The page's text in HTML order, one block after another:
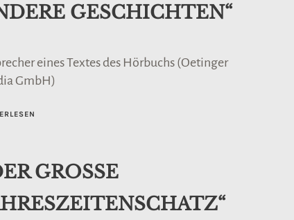
GESCHICHTEN“
eines Textes des Hörbuchs (Oetinger
GmbH)
GROSSE